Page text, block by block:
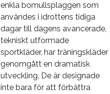
enkla bomullsplaggen som
användes i idrottens tidiga
dagar till dagens avancerade,
tekniskt utformade
sportkläder, har träningskläder
genomgått en dramatisk
utveckling. De är designade
inte bara för att förbättra